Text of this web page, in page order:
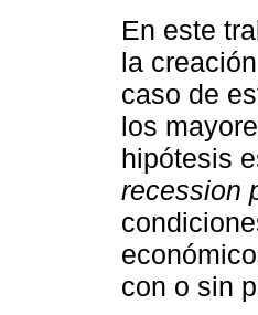
En este
la
caso de
los
hipótesis
recession
con o sin